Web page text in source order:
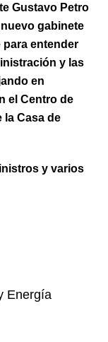
Gustavo Petro
gabinete
para entender
y las
en
el Centro de
la Casa de
y varios
Energía